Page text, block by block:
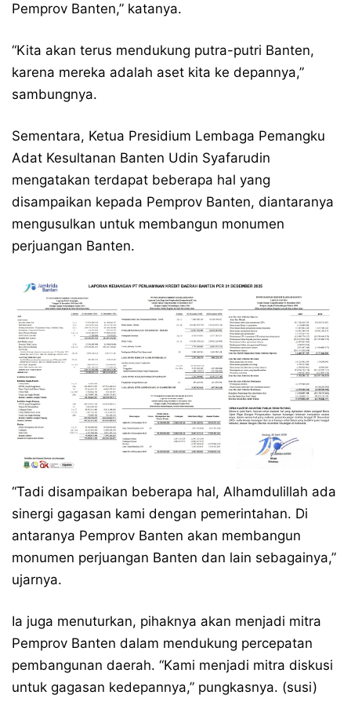
Pemprov Banten,” katanya.
“Kita akan terus mendukung putra-putri Banten,
karena mereka adalah aset kita ke depannya,”
sambungnya.
Sementara, Ketua Presidium Lembaga Pemangku
Adat Kesultanan Banten Udin Syafarudin
mengatakan terdapat beberapa hal yang
disampaikan kepada Pemprov Banten, diantaranya
mengusulkan untuk membangun monumen
perjuangan Banten.
“Tadi disampaikan beberapa hal, Alhamdulillah ada
sinergi gagasan kami dengan pemerintahan. Di
antaranya Pemprov Banten akan membangun
monumen perjuangan Banten dan lain sebagainya,”
ujarnya.
Ia juga menuturkan, pihaknya akan menjadi mitra
Pemprov Banten dalam mendukung percepatan
pembangunan daerah. “Kami menjadi mitra diskusi
untuk gagasan kedepannya,” pungkasnya. (susi)